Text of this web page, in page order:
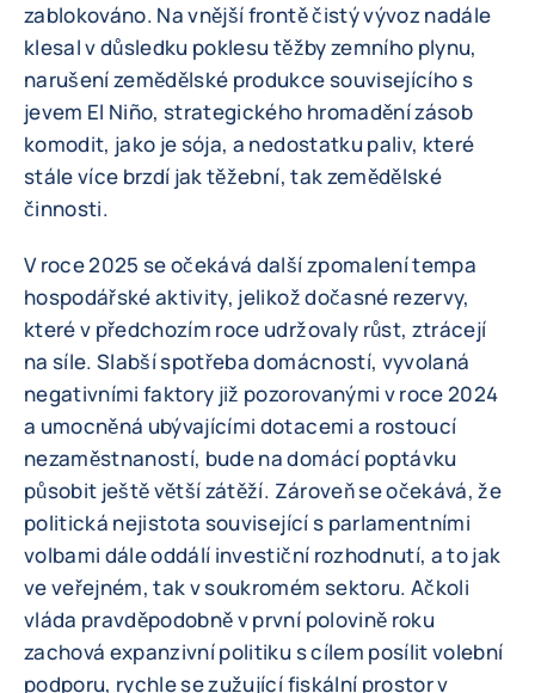
zablokováno. Na vnější frontě čistý vývoz nadále
klesal v důsledku poklesu těžby zemního plynu,
narušení zemědělské produkce souvisejícího s
jevem El Niño, strategického hromadění zásob
komodit, jako je sója, a nedostatku paliv, které
stále více brzdí jak těžební, tak zemědělské
činnosti.
V roce 2025 se očekává další zpomalení tempa
hospodářské aktivity, jelikož dočasné rezervy,
které v předchozím roce udržovaly růst, ztrácejí
na síle. Slabší spotřeba domácností, vyvolaná
negativními faktory již pozorovanými v roce 2024
a umocněná ubývajícími dotacemi a rostoucí
nezaměstnaností, bude na domácí poptávku
působit ještě větší zátěží. Zároveň se očekává, že
politická nejistota související s parlamentními
volbami dále oddálí investiční rozhodnutí, a to jak
ve veřejném, tak v soukromém sektoru. Ačkoli
vláda pravděpodobně v první polovině roku
zachová expanzivní politiku s cílem posílit volební
podporu, rychle se zužující fiskální prostor v